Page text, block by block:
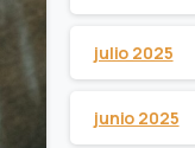
julio 2025
junio 2025